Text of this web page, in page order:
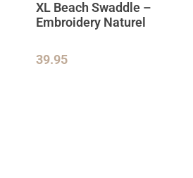
XL Beach Swaddle –
Embroidery Naturel
39.95